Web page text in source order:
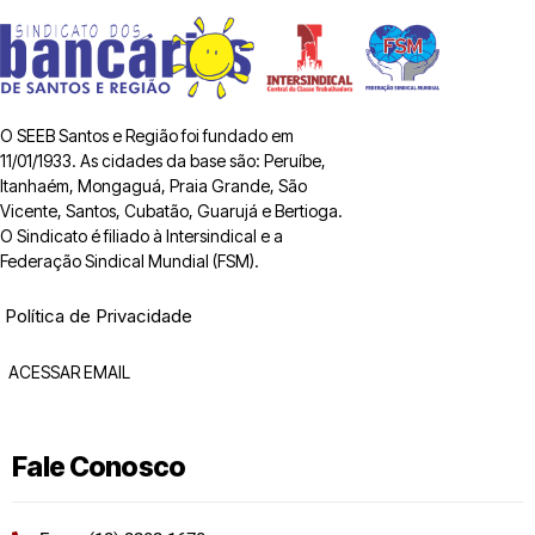
O SEEB Santos e Região foi fundado em
11/01/1933. As cidades da base são: Peruíbe,
Itanhaém, Mongaguá, Praia Grande, São
Vicente, Santos, Cubatão, Guarujá e Bertioga.
O Sindicato é filiado à Intersindical e a
Federação Sindical Mundial (FSM).
Política de Privacidade
ACESSAR EMAIL
Fale Conosco